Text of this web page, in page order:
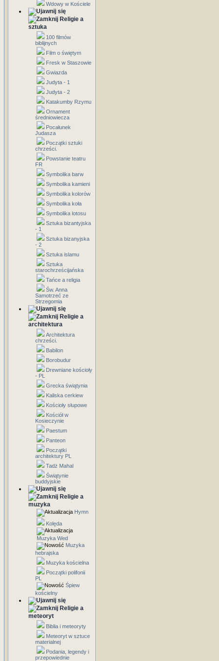
Wdowy w Kościele
Religie a
sztuka
100 filmów
biblijnych
Film o świętym
Fresk w Staszowie
Gwiazda
Judyta - 1
Judyta - 2
Katakumby Rzymu
Ornament
średniowiecza
Pocałunek
Judasza
Początki sztuki
chrześci.
Powstanie teatru
FR
Symbolika barw
Symbolika kamieni
Symbolika kolorów
Symbolika koła
Symbolika lotosu
Sztuka bizantyjska
- 1
Sztuka bizanyjska
- 2
Sztuka islamu
Sztuka
starochrześcijańska
Tańce a religia
Św. Anna
Samotrzeć ze
Strzegomia
Religie a
architektura
Architektura
chrześci.
Babilon
Borobudur
Drewniane kościoły
- PL
Grecka świątynia
Kaliska cerkiew
Kościoły słupowe
Kościół w
Kosieczynie
Paestum
Panteon
Początki
architektury PL
Tadż Mahal
Świątynie
buddyjskie
Religie a
muzyka
Hymn
Kolęda
Muzyka Wed
Muzyka
hebrajska
Muzyka kościelna
Początki polifonii
PL
Śpiew
kościelny
Religie a
meteoryt
Biblia i meteoryty
Meteoryt w sztuce
materialnej
Podania, legendy i
przepowiednie